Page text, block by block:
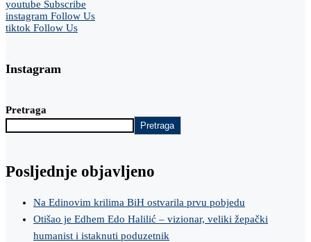
youtube Subscribe
instagram Follow Us
tiktok Follow Us
Instagram
Pretraga
Pretraga
Posljednje objavljeno
Na Edinovim krilima BiH ostvarila prvu pobjedu
Otišao je Edhem Edo Halilić – vizionar, veliki žepački
humanist i istaknuti poduzetnik